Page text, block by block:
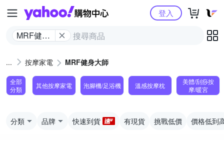
Yahoo購物中心
MRF健身
登入
按摩家電 MRF健身大師
全部
分類
其他按摩家電 泡腳機/足浴機 溫感按摩枕
美體/刮痧按
摩/暖宮
分類 品牌 快速到貨 有現貨 挑戰低價 價格低到